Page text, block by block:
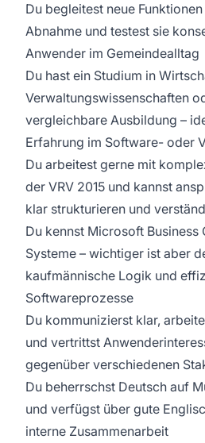
Du begleitest neue
Abnahme und testest sie
Anwender im Gemeindealltag
Du hast ein Studium in
Verwaltungswissenschaften
vergleichbare Ausbildung –
Erfahrung im Software- oder
Du arbeitest gerne mit
der VRV 2015 und kannst
klar strukturieren und
Du kennst Microsoft
Systeme – wichtiger ist aber
kaufmännische Logik und
Softwareprozesse
Du kommunizierst klar,
und vertrittst
gegenüber verschiedenen
Du beherrschst Deutsch auf
und verfügst über gute
interne Zusammenarbeit